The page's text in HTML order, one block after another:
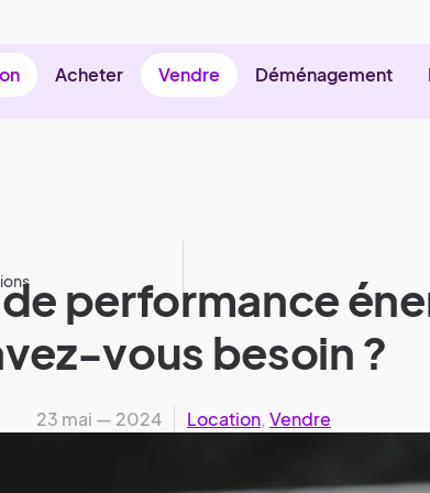
Acheter Vendre Déménagement
performance
vous besoin ?
23 mai — 2024 Location, Vendre